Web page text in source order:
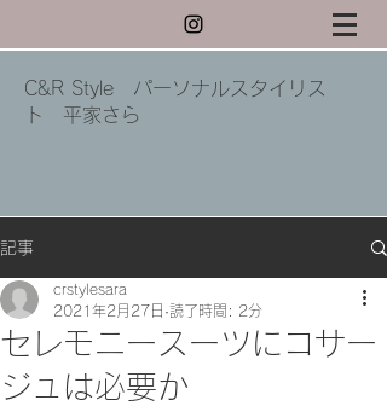
C&R Style パーソナルスタイリス
ト 平家さら
記事
セレモニースーツにコサー
ジュは必要か
crstylesara
2021年2月27日 読了時間: 2分